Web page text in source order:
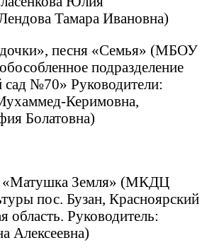
Тамара Ивановна)
песня «Семья» (МБОУ
подразделение
№70» Руководители:
Керимовна,
Болатовна)
«Матушка Земля» (МКДЦ
пос. Бузан, Красноярский
область. Руководитель:
Алексеевна)